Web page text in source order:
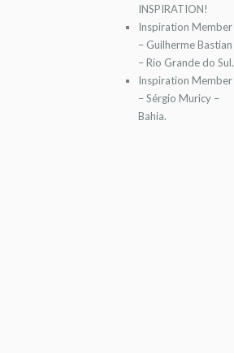
INSPIRATION!
Inspiration Member
– Guilherme Bastian
– Rio Grande do Sul.
Inspiration Member
– Sérgio Muricy –
Bahia.